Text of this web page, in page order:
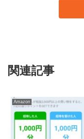
関連記事
Amazon